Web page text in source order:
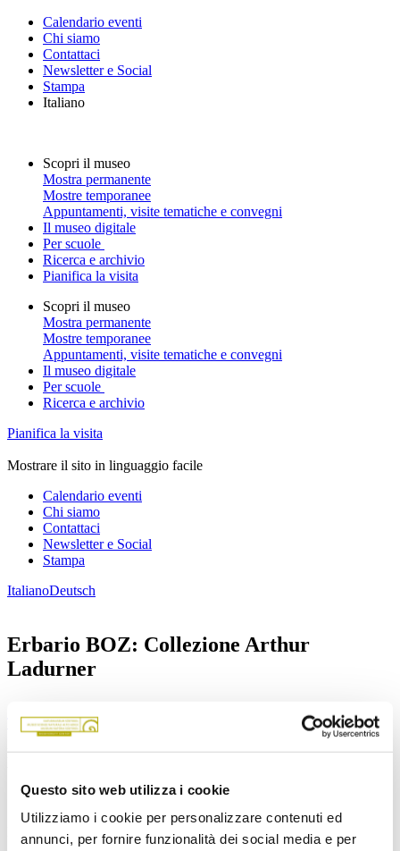
Questo sito web utilizza i cookie
Utilizziamo i cookie per personalizzare contenuti ed
annunci, per fornire funzionalità dei social media e per
Calendario eventi
Chi siamo
Contattaci
Newsletter e Social
Stampa
Italiano
Scopri il museo
Mostra permanente
Mostre temporanee
Appuntamenti, visite tematiche e convegni
Il museo digitale
Per scuole
Ricerca e archivio
Pianifica la visita
Scopri il museo
Mostra permanente
Mostre temporanee
Appuntamenti, visite tematiche e convegni
Il museo digitale
Per scuole
Ricerca e archivio
Pianifica la visita
Mostrare il sito in linguaggio facile
Calendario eventi
Chi siamo
Contattaci
Newsletter e Social
Stampa
ItalianoDeutsch
Erbario BOZ: Collezione Arthur
Ladurner
Torna alla panoramica
L’erbario Ladurner contiene 1465 campioni e 1183 specie di piante
Mostra più immagini